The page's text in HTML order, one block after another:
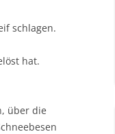
schlagen.
hat.
über die